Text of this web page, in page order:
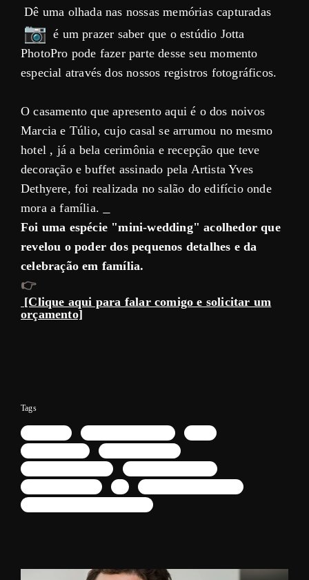
Dê uma olhada nas nossas memórias capturadas
é um prazer saber que o estúdio Jotta
PhotoPro pode fazer parte desse seu momento
especial através dos nossos registros fotográficos.
O casamento que apresento aqui é o dos noivos
Marcia e Túlio, cujo casal se arrumou no mesmo
hotel , já a bela cerimônia e recepção que teve
decoração e buffet assinado pela Artista Yves
Dethyere, foi realizada no salão do edifício onde
mora a família.
Foi uma espécie "mini-wedding" acolhedor que
revelou o poder dos pequenos detalhes e da
celebração em família.
👉
[Clique aqui para falar comigo e solicitar um
orçamento]
Tags